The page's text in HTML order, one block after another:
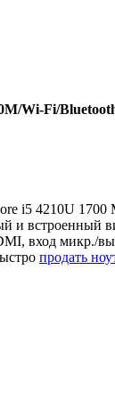
Wi-Fi/
i5 4210U
и встроенный
вход микр./
продать